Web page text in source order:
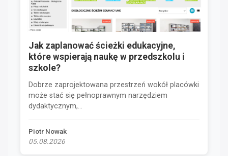
Jak zaplanować ścieżki edukacyjne,
które wspierają naukę w przedszkolu i
szkole?
Dobrze zaprojektowana przestrzeń wokół placówki
może stać się pełnoprawnym narzędziem
dydaktycznym,...
Piotr Nowak
05.08.2026